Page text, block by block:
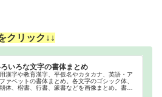
クリック↓↓
いろな文字の書体まとめ
漢字や教育漢字、平仮名やカタカナ、英語・ア
ァベットの書体まとめ。各文字のゴシック体、
体、楷書、行書、篆書などを画像まとめ。書体